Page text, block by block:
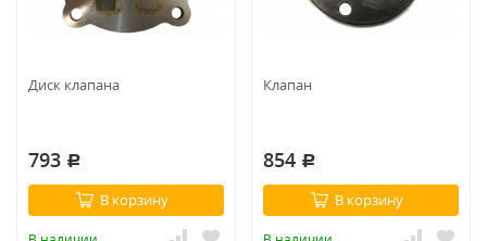
Диск клапана
793 Р
В корзину
Клапан
854 Р
В корзину